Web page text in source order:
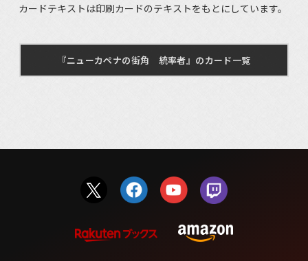
カードテキストは印刷カードのテキストをもとにしています。
『ニューカペナの街角 統率者』のカード一覧